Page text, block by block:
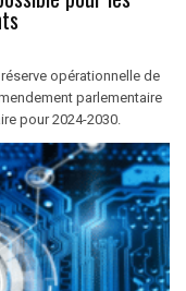
opérationnelle de
parlementaire
pour 2024-2030.